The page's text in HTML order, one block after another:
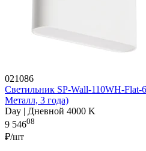
021086
Светильник SP-Wall-110WH-
Металл, 3 года)
Day | Дневной 4000 K
9 54608
₽/шт